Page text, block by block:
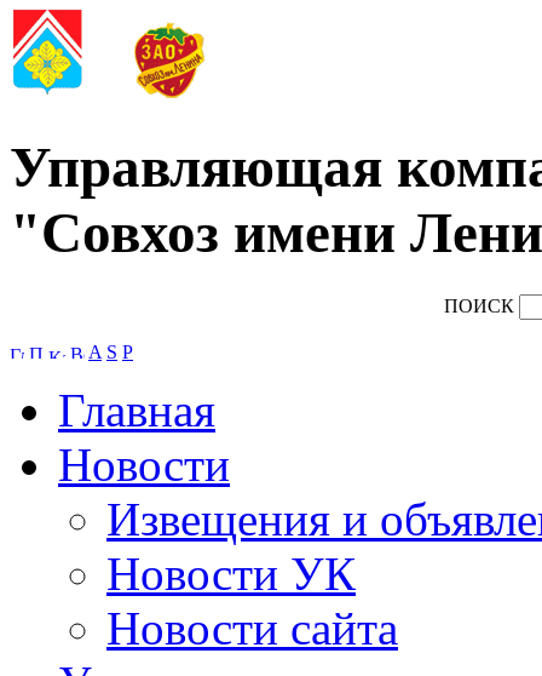
Управляющая
"Совхоз имени
ПОИСК
A S P
Главная
Новости
Извещения и
Новости УК
Новости сайта